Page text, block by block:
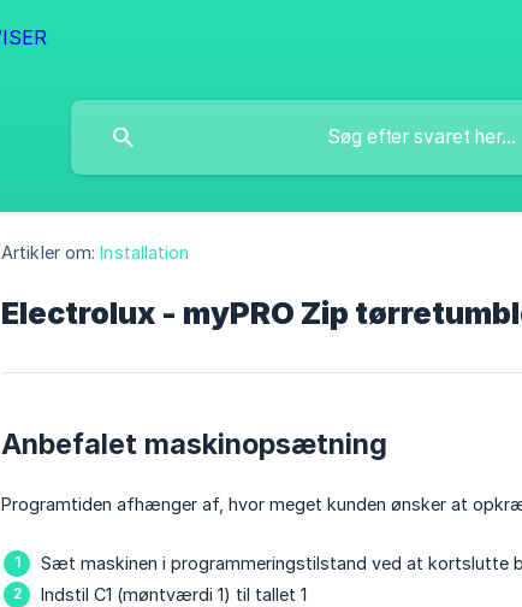
Artikler om: Installation
Electrolux - myPRO Zip
Anbefalet maskinopsætning
Programtiden afhænger af, hvor meget kunden ønsker at
Sæt maskinen i programmeringstilstand ved at kortslutte
Indstil C1 (møntværdi 1) til tallet 1